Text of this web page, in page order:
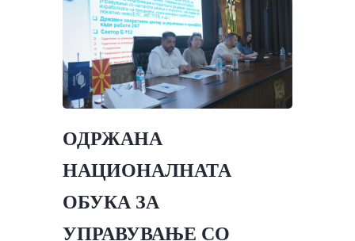
ОДРЖАНА
НАЦИОНАЛНАТА
ОБУКА ЗА
УПРАВУВАЊЕ СО